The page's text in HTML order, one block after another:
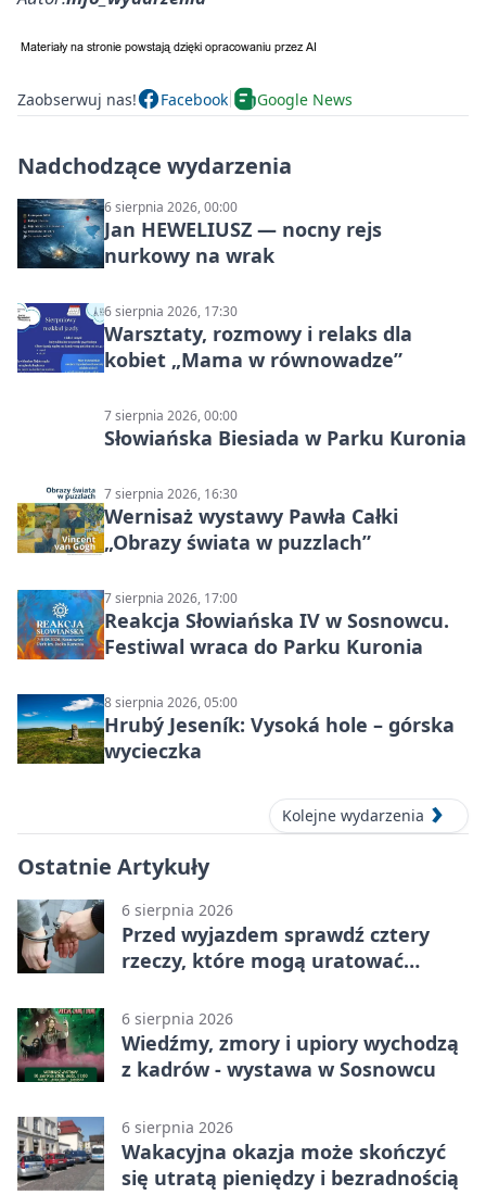
Zaobserwuj nas! Facebook Google News
Nadchodzące wydarzenia
6 sierpnia 2026, 00:00
Jan HEWELIUSZ — nocny rejs
nurkowy na wrak
6 sierpnia 2026, 17:30
Warsztaty, rozmowy i relaks dla
kobiet „Mama w równowadze”
7 sierpnia 2026, 00:00
Słowiańska Biesiada w Parku Kuronia
7 sierpnia 2026, 16:30
Wernisaż wystawy Pawła Całki
„Obrazy świata w puzzlach”
7 sierpnia 2026, 17:00
Reakcja Słowiańska IV w Sosnowcu.
Festiwal wraca do Parku Kuronia
8 sierpnia 2026, 05:00
Hrubý Jeseník: Vysoká hole – górska
wycieczka
Kolejne wydarzenia
Ostatnie Artykuły
6 sierpnia 2026
Przed wyjazdem sprawdź cztery
rzeczy, które mogą uratować
6 sierpnia 2026
Wiedźmy, zmory i upiory wychodzą
z kadrów - wystawa w Sosnowcu
6 sierpnia 2026
Wakacyjna okazja może skończyć
się utratą pieniędzy i bezradnością